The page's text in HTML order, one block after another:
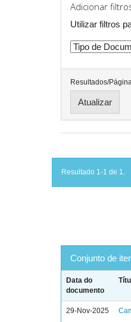
Adicionar
Utilizar filtros
Resultados/
Resultado 1-1 de 1.
Conjunto de
Data do
documento
29-Nov-2025